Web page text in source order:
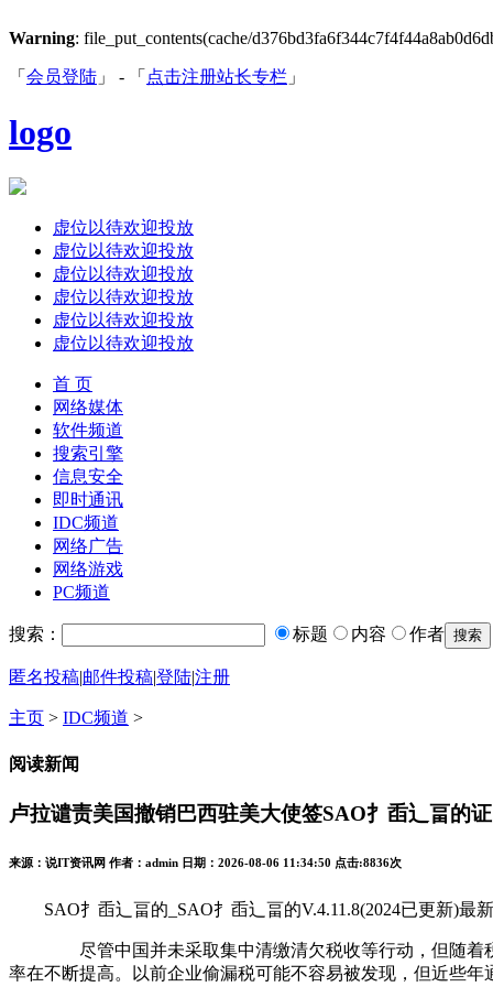
Warning: file_put_contents(cache/
「 会员登陆 」 - 「 点击注册站长专栏 」
logo
虚位以待欢迎投放
虚位以待欢迎投放
虚位以待欢迎投放
虚位以待欢迎投放
虚位以待欢迎投放
虚位以待欢迎投放
首 页
网络媒体
软件频道
搜索引擎
信息安全
即时通讯
IDC频道
网络广告
网络游戏
PC频道
搜索： 标题 内容 作者
匿名投稿|邮件投稿|登陆|注册
主页 > IDC频道 >
阅读新闻
卢拉谴责美国撤销巴西驻美大使签SAO扌臿辶畐的
来源：说IT资讯网 作者：admin 日期：2026-08-06 11:34:50 点击:8836次
SAO扌臿辶畐的_SAO扌臿辶畐的V.4.11.8(2024已更新)最
尽管中国并未采取集中清缴清欠税收等行动，但随着税收
率在不断提高。以前企业偷漏税可能不容易被发现，但近些